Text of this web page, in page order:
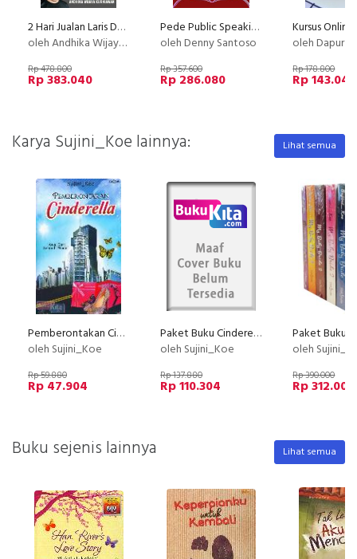
2 Hari Jualan Laris Dengan Tribelio Page
oleh Andhika Wijaya Kurniawan
Rp 478.800
Rp 383.040
Pede Public Speaking Binaural Audio
oleh Denny Santoso
Rp 357.600
Rp 286.080
oleh Dapur
Rp 178.800
Rp 143.040
Karya Sujini_Koe lainnya: Lihat semua
Pemberontakan Cinderella : Awal Dari Sebuah Mimpi
oleh Sujini_Koe
Rp 59.880
Rp 47.904
Paket Buku Cinderella
oleh Sujini_Koe
Rp 137.880
Rp 110.304
oleh
Rp 390.000
Rp 312.000
Buku sejenis lainnya Lihat semua